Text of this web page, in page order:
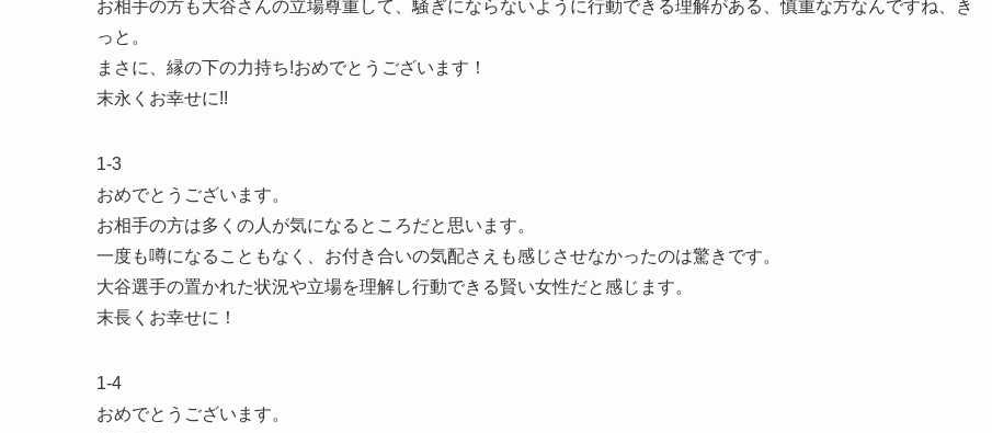
お相手の方も大谷さんの立場尊重して、騒ぎにならないように行動できる理解がある、慎重な方なんですね、き
っと。
まさに、縁の下の力持ち!おめでとうございます！
末永くお幸せに!!
1-3
おめでとうございます。
お相手の方は多くの人が気になるところだと思います。
一度も噂になることもなく、お付き合いの気配さえも感じさせなかったのは驚きです。
大谷選手の置かれた状況や立場を理解し行動できる賢い女性だと感じます。
末長くお幸せに！
1-4
おめでとうございます。